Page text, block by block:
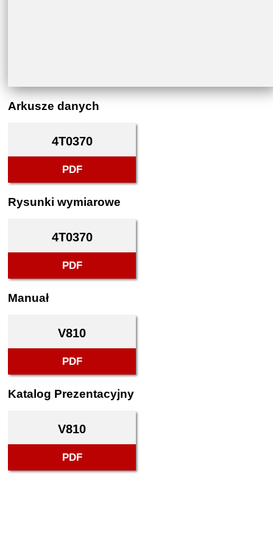
Arkusze danych
4T0370
PDF
Rysunki wymiarowe
4T0370
PDF
Manuał
V810
PDF
Katalog Prezentacyjny
V810
PDF